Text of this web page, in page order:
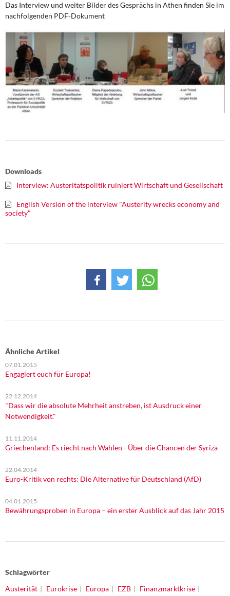
Das Interview und weiter Bilder des Gesprächs in Athen finden Sie im
nachfolgenden PDF-Dokument
Downloads
Interview: Austeritätspolitik ruiniert Wirtschaft und Gesellschaft
English Version of the interview "Austerity wrecks economy and
society"
Ähnliche Artikel
07.01.2015
Engagiert euch für Europa!
22.12.2014
"Dass wir die absolute Mehrheit anstreben, ist Ausdruck einer
Notwendigkeit."
11.11.2014
Griechenland: Es riecht nach Wahlen - Über die Chancen der Syriza
22.04.2014
Euro-Kritik von rechts: Die Alternative für Deutschland (AfD)
04.01.2015
Bewährungsproben in Europa – ein erster Ausblick auf das Jahr 2015
Schlagwörter
Austerität
Eurokrise Europa EZB Finanzmarktkrise